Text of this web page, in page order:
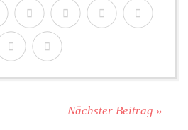
Nächster Beitrag »